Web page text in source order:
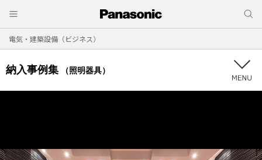
電気・建築設備（ビジネス）
納入事例集 （照明器具）